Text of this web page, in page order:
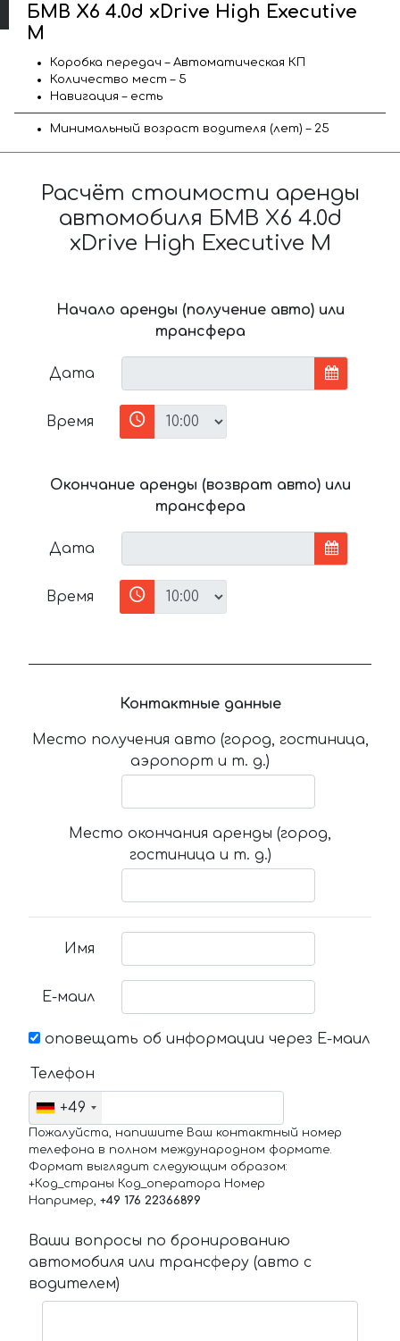
БМВ X6 4.0d xDrive High Executive
M
Коробка передач – Автоматическая КП
Количество мест – 5
Навигация – есть
Минимальный возраст водителя (лет) – 25
Расчёт стоимости аренды
автомобиля БМВ X6 4.0d
xDrive High Executive M
Начало аренды (получение авто) или
трансфера
Дата
Время
Окончание аренды (возврат авто) или
трансфера
Дата
Время
Контактные данные
Место получения авто (город, гостиница,
аэропорт и т. д.)
Место окончания аренды (город,
гостиница и т. д.)
Имя
Е-маил
оповещать об информации через Е-маил
Телефон
+49
Пожалуйста, напишите Ваш контактный номер
телефона в полном международном формате.
Формат выглядит следующим образом:
+Код_страны Код_оператора Номер
Например, +49 176 22366899
Ваши вопросы по бронированию
автомобиля или трансферу (авто с
водителем)